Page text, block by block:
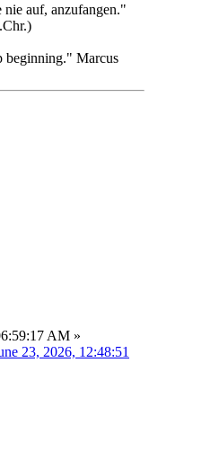
nie auf, anzufangen."
beginning." Marcus
AM »
23, 2026, 12:48:51